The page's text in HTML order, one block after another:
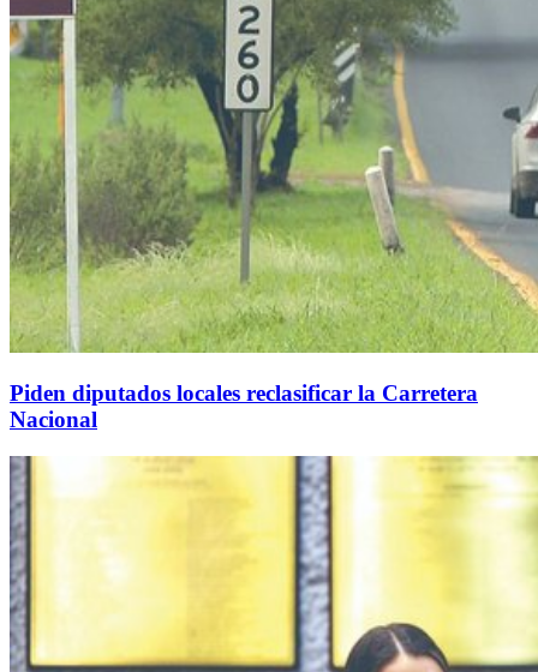
Piden diputados locales reclasificar la Carretera
Nacional